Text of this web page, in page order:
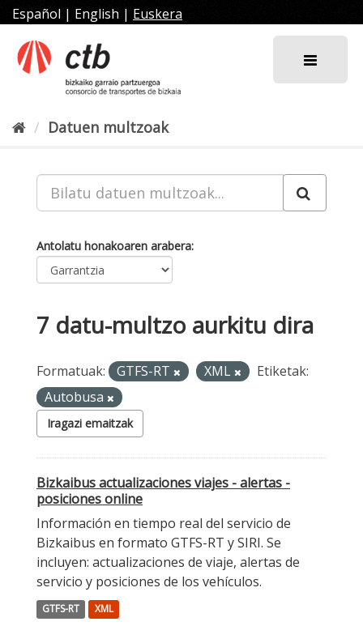
Joan
edukira
Español | English | Euskera
Datuen multzoak
Antolatu honakoaren arabera
7 datu-multzo aurkitu dira
Formatuak: GTFS-RT XML
Etiketak:
Autobusa
Iragazi emaitzak
Bizkaibus actualizaciones viajes - alertas -
posiciones online
Información en tiempo real del servicio de
Bizkaibus en formato GTFS-RT y SIRI. Se
incluyen: actualizaciones de viaje, alertas de
servicio y posiciones de los vehículos.
GTFS-RT XML